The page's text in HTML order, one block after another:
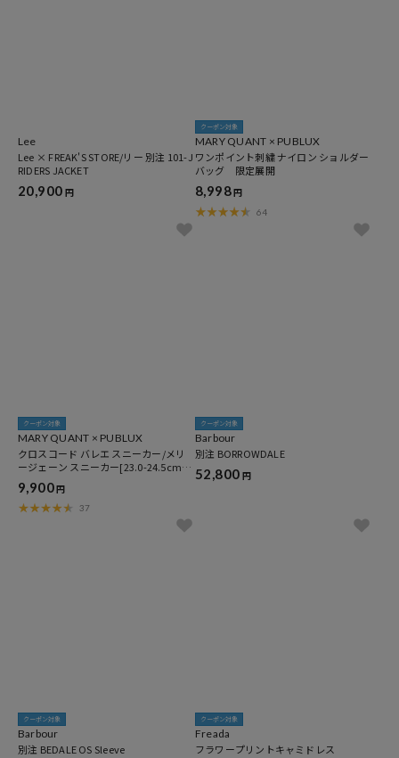
Lee
Lee × FREAK'S STORE/リー 別注 101-J
RIDERS JACKET
20,900 円
クーポン対象
MARY QUANT × PUBLUX
ワンポイント刺繍 ナイロン ショルダー
バッグ 限定展開
8,998 円
64
クーポン対象
MARY QUANT × PUBLUX
クロスコード バレエ スニーカー/メリ
ージェーン スニーカー[23.0-24.5cm]
限定展開
9,900円
37
クーポン対象
Barbour
別注 BORROWDALE
52,800 円
クーポン対象
Barbour
別注 BEDALE OS Sleeve
クーポン対象
Freada
フラワープリントキャミドレス